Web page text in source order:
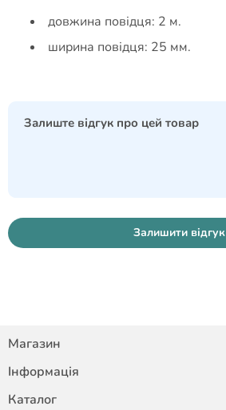
довжина повідця: 2 м.
ширина повідця: 25 мм.
Залиште відгук про цей товар
Залишити відгук
Магазин
Інформація
Каталог